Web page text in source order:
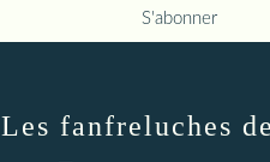
Les fanfreluches